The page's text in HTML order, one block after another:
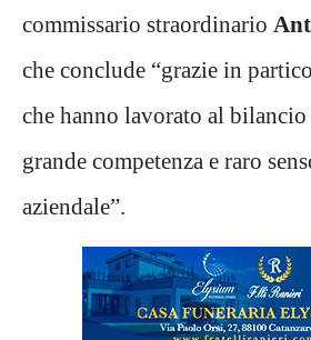
commissario straordinario
che conclude “grazie in
che hanno lavorato al
grande competenza e raro
aziendale”.